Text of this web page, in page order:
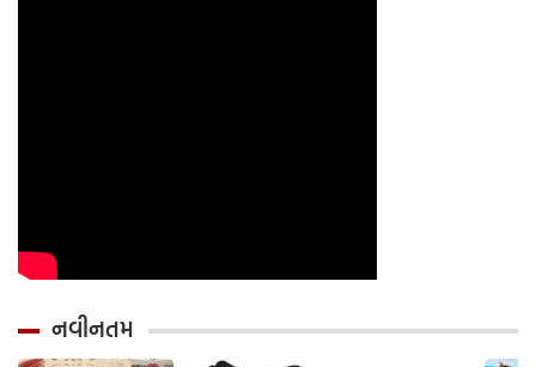
નવીનતમ